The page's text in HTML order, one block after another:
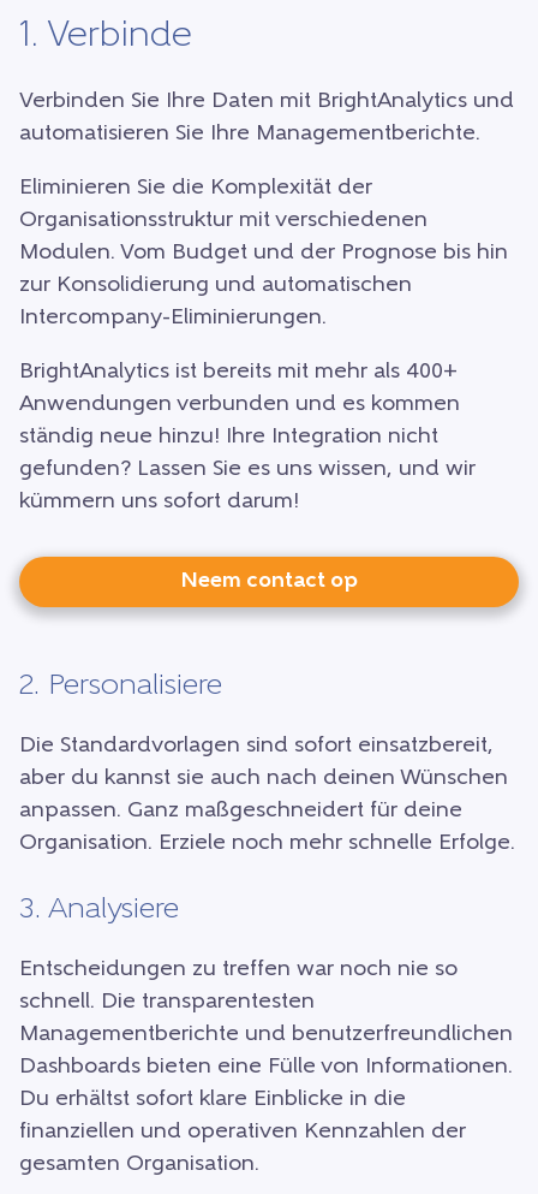
1. Verbinde
Verbinden Sie Ihre Daten mit BrightAnalytics und
automatisieren Sie Ihre Managementberichte.
Eliminieren Sie die Komplexität der
Organisationsstruktur mit verschiedenen
Modulen. Vom Budget und der Prognose bis hin
zur Konsolidierung und automatischen
Intercompany-Eliminierungen.
BrightAnalytics ist bereits mit mehr als 400+
Anwendungen verbunden und es kommen
ständig neue hinzu! Ihre Integration nicht
gefunden? Lassen Sie es uns wissen, und wir
kümmern uns sofort darum!
Neem contact op
2. Personalisiere
Die Standardvorlagen sind sofort einsatzbereit,
aber du kannst sie auch nach deinen Wünschen
anpassen. Ganz maßgeschneidert für deine
Organisation. Erziele noch mehr schnelle Erfolge.
3. Analysiere
Entscheidungen zu treffen war noch nie so
schnell. Die transparentesten
Managementberichte und benutzerfreundlichen
Dashboards bieten eine Fülle von Informationen.
Du erhältst sofort klare Einblicke in die
finanziellen und operativen Kennzahlen der
gesamten Organisation.